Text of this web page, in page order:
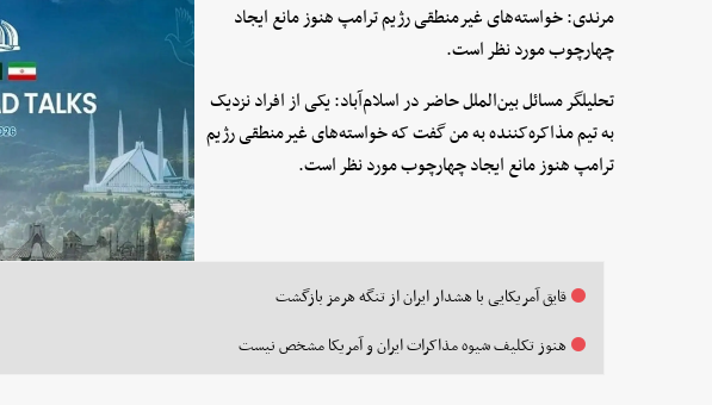
مرندی: خواسته‌های غیرمنطقی رژیم ترامپ هنوز مانع ایجاد
چهارچوب مورد نظر است.
تحلیلگر مسائل بین‌الملل حاضر در اسلام‌آباد: یکی از افراد نزدیک
به تیم مذاکره‌کننده به من گفت که خواسته‌های غیرمنطقی رژیم
ترامپ هنوز مانع ایجاد چهارچوب مورد نظر است.
قایق آمریکایی با هشدار ایران از تنگه هرمز بازگشت
هنوز تکلیف شیوه مذاکرات ایران و آمریکا مشخص نیست